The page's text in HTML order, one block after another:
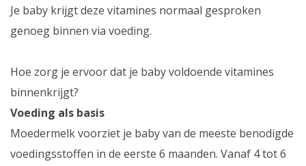
Je baby krijgt deze vitamines normaal gesproken
genoeg binnen via voeding.
Hoe zorg je ervoor dat je baby voldoende vitamines
binnenkrijgt?
Voeding als basis
Moedermelk voorziet je baby van de meeste benodigde
voedingsstoffen in de eerste 6 maanden. Vanaf 4 tot 6